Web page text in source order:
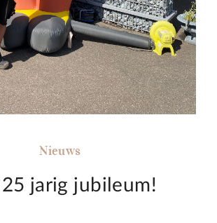
Nieuws
25 jarig jubileum!